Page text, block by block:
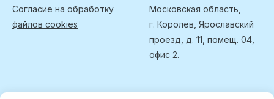
Согласие на обработку
файлов cookies
Московская область,
г. Королев, Ярославский
проезд, д. 11, помещ. 04,
офис 2.